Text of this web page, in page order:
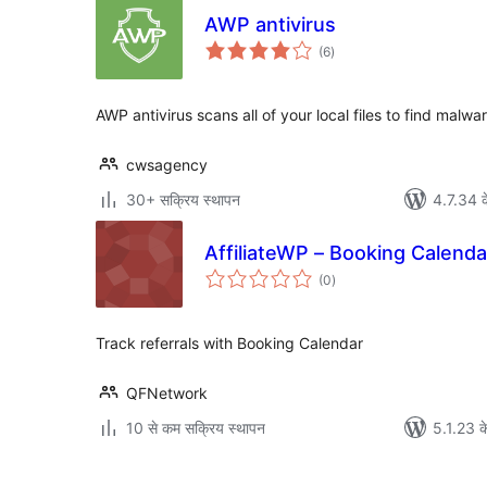
AWP antivirus
(6कुल
दर)
AWP antivirus scans all of your local files to find
cwsagency
30+ सक्रिय स्थापन
4.7.34 के
AffiliateWP – Booking
(0कुल
दर)
Track referrals with Booking Calendar
QFNetwork
10 से कम सक्रिय स्थापन
5.1.23 के